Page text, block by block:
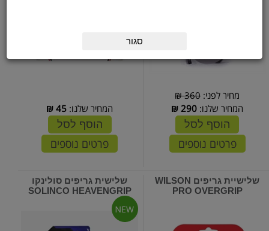
מחיר לפני:360 ₪
המחיר שלנו: 290
₪
הוסף לסל
פרטים נוספים
המחיר שלנו: 45
₪
הוסף לסל
פרטים נוספים
שלישיית גריפים WILSON
PRO OVERGRIP
שלישית גריפים סולינקו
SOLINCO HEAVENGRIP
סגור